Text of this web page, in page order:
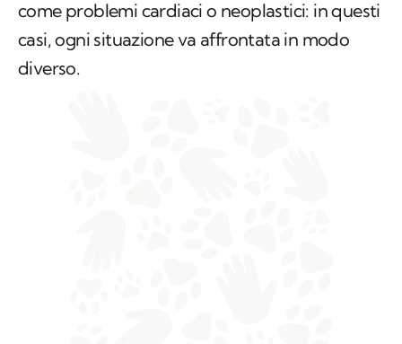
come problemi cardiaci o neoplastici: in questi
casi, ogni situazione va affrontata in modo
diverso.